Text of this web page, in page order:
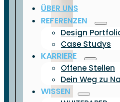
ÜBER UNS
REFERENZEN
Design
Case Studys
KARRIERE
Offene Stellen
Dein Weg zu
WISSEN